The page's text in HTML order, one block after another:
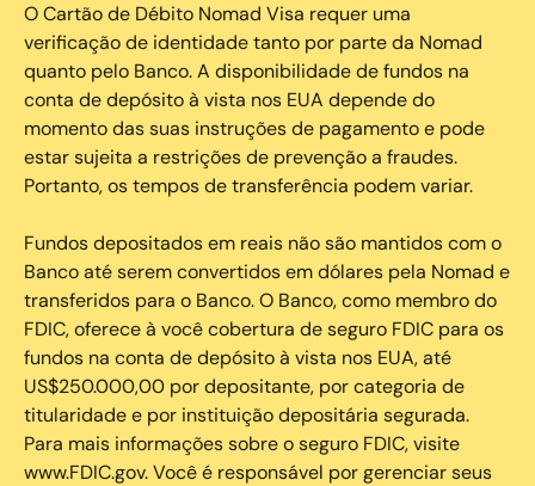
O Cartão de Débito Nomad Visa requer uma
verificação de identidade tanto por parte da Nomad
quanto pelo Banco. A disponibilidade de fundos na
conta de depósito à vista nos EUA depende do
momento das suas instruções de pagamento e pode
estar sujeita a restrições de prevenção a fraudes.
Portanto, os tempos de transferência podem variar.
Fundos depositados em reais não são mantidos com o
Banco até serem convertidos em dólares pela Nomad e
transferidos para o Banco. O Banco, como membro do
FDIC, oferece à você cobertura de seguro FDIC para os
fundos na conta de depósito à vista nos EUA, até
US$250.000,00 por depositante, por categoria de
titularidade e por instituição depositária segurada.
Para mais informações sobre o seguro FDIC, visite
www.FDIC.gov. Você é responsável por gerenciar seus